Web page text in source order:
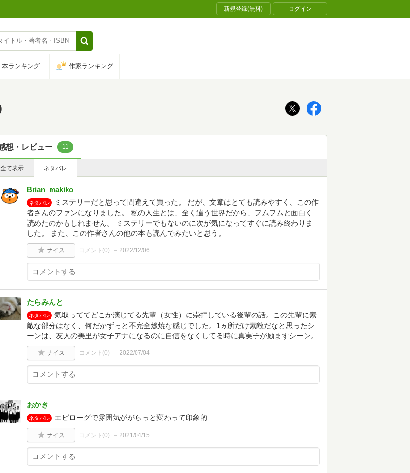
新規登録(無料) ログイン
本ランキング 作家ランキング
想・レビュー 11
全て表示 ネタバレ
Brian_makiko
ネタバレ
ミステリーだと思って間違えて買った。 だが、文章はとても読みやすく、この作
者さんのファンになりました。 私の人生とは、全く違う世界だから、フムフムと面白く
読めたのかもしれません。 ミステリーでもないのに次が気になってすぐに読み終わりま
した。 また、この作者さんの他の本も読んでみたいと思う。
ナイス コメント(0) 2022/12/06
たらみんと
ネタバレ
気取っててどこか演じてる先輩（女性）に崇拝している後輩の話。この先輩に素
敵な部分はなく、何だかずっと不完全燃焼な感じでした。1ヵ所だけ素敵だなと思ったシ
ーンは、友人の美里が女子アナになるのに自信をなくしてる時に真実子が励ますシーン。
ナイス コメント(0) 2022/07/04
おかき
ネタバレ エピローグで雰囲気ががらっと変わって印象的
ナイス コメント(0) 2021/04/15